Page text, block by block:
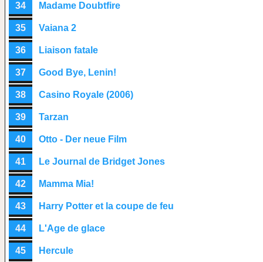
34 Madame Doubtfire
35 Vaiana 2
36 Liaison fatale
37 Good Bye, Lenin!
38 Casino Royale (2006)
39 Tarzan
40 Otto - Der neue Film
41 Le Journal de Bridget Jones
42 Mamma Mia!
43 Harry Potter et la coupe de feu
44 L'Age de glace
45 Hercule